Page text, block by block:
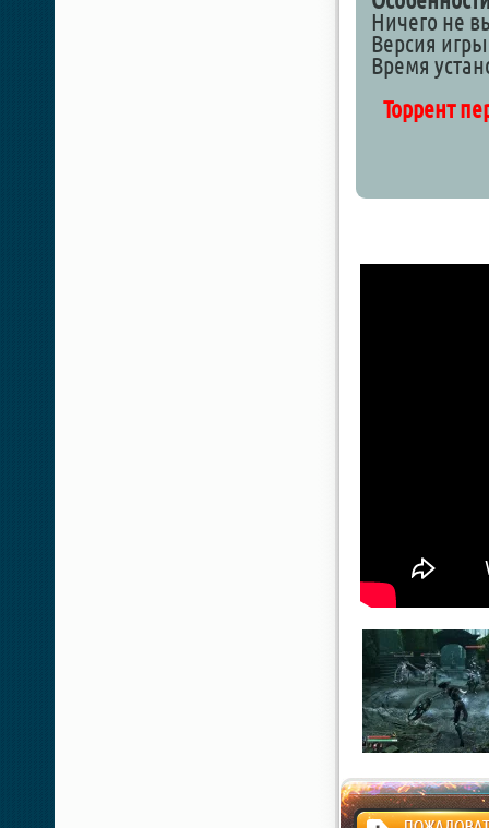
Ничего не
Версия
Время
Торрент